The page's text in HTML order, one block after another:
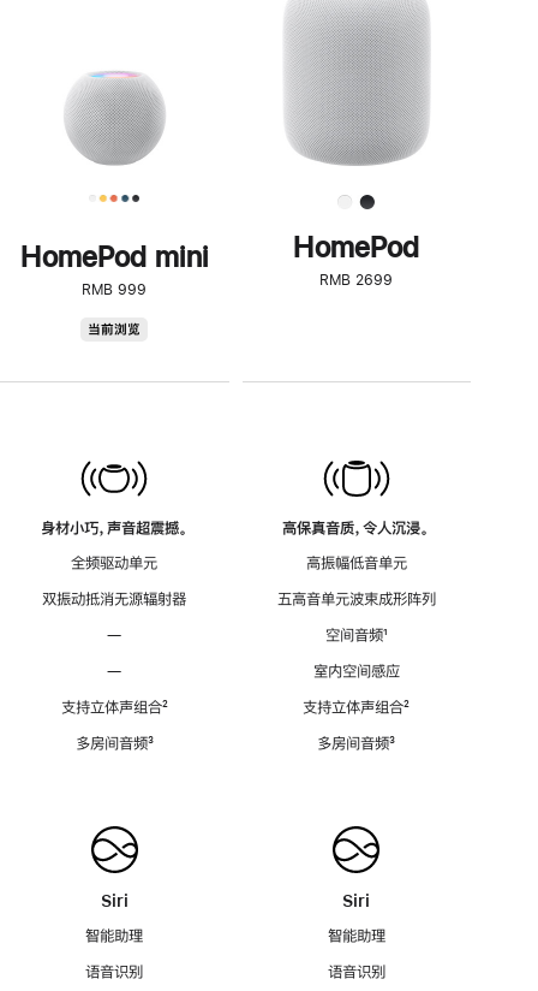
HomePod mini
RMB 999
当前浏览
身材小巧，声音超震撼。
全频驱动单元
双振动抵消无源辐射器
—
—
支持立体声组合脚
²
多房间音频脚
³
Siri
智能助理
语音识别
了
解
HomePod<
HomePod
RMB 2699
高保真音质，令人沉浸。
高振幅低音单元
五高音单元波束成形阵列
空间音频脚
¹
室内空间感应
支持立体声组合脚
²
多房间音频脚
³
Siri
智能助理
语音识别